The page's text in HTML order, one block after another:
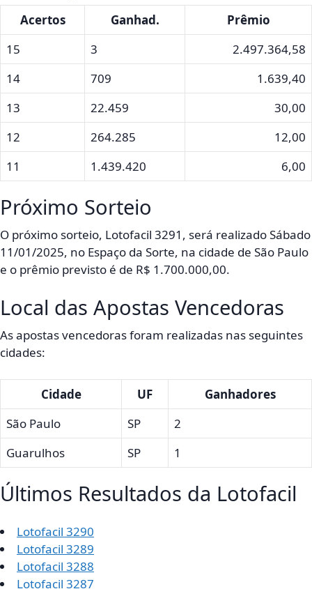
Acertos Ganhad.
Prêmio
15
3
2.497.364,58
14
709
1.639,40
13
22.459
30,00
12
264.285
12,00
11
1.439.420 6,00
Próximo Sorteio
O próximo sorteio, Lotofacil 3291, será realizado Sábado
11/01/2025, no Espaço da Sorte, na cidade de São Paulo
e o prêmio previsto é de R$ 1.700.000,00.
Local das Apostas Vencedoras
As apostas vencedoras foram realizadas nas seguintes
cidades:
Cidade UF
Ganhadores
São Paulo
SP
2
Guarulhos
SP 1
Últimos Resultados da Lotofacil
Lotofacil 3290
Lotofacil 3289
Lotofacil 3288
Lotofacil 3287